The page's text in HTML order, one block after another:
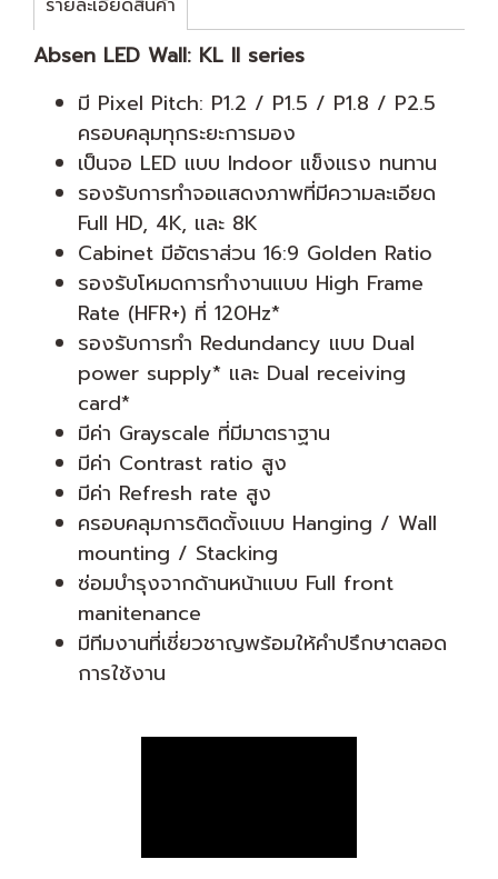
รายละเอียดสินค้า
Absen LED Wall: KL II series
มี Pixel Pitch: P1.2 / P1.5 / P1.8 / P2.5
ครอบคลุมทุกระยะการมอง
เป็นจอ LED แบบ Indoor แข็งแรง ทนทาน
รองรับการทำจอแสดงภาพที่มีความละเอียด
Full HD, 4K, และ 8K
Cabinet มีอัตราส่วน 16:9 Golden Ratio
รองรับโหมดการทำงานแบบ High Frame
Rate (HFR+) ที่ 120Hz*
รองรับการทำ Redundancy แบบ Dual
power supply* และ Dual receiving
card*
มีค่า Grayscale ที่มีมาตราฐาน
มีค่า Contrast ratio สูง
มีค่า Refresh rate สูง
ครอบคลุมการติดตั้งแบบ Hanging / Wall
mounting / Stacking
ซ่อมบำรุงจากด้านหน้าแบบ Full front
manitenance
มีทีมงานที่เชี่ยวชาญพร้อมให้คำปรึกษาตลอด
การใช้งาน